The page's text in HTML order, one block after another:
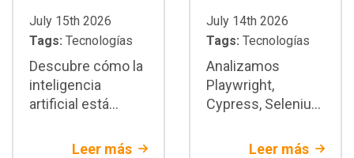
July 15th 2026
Tags: Tecnologías
Descubre cómo la
inteligencia
artificial está
automatización de
Leer más
July 14th 2026
Tags: Tecnologías
Analizamos
Playwright,
Cypress, Selenium
criterios técnicos
Leer más